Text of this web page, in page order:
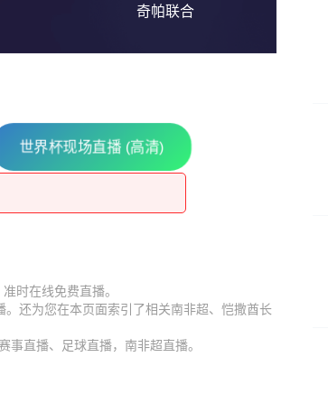
奇帕联合
世界杯现场直播 (高清)
时在线免费直播。
还为您在本页面索引了相关南非超、恺撒酋长
直播、足球直播，南非超直播。